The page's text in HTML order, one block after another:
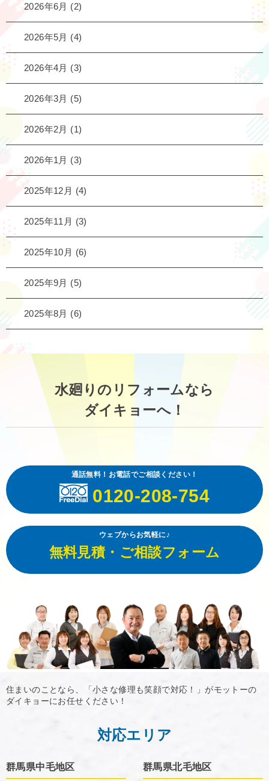
2026年6月 (2)
2026年5月 (4)
2026年4月 (3)
2026年3月 (5)
2026年2月 (1)
2026年1月 (3)
2025年12月 (4)
2025年11月 (3)
2025年10月 (6)
2025年9月 (5)
2025年8月 (6)
水廻りのリフォームなら
ダイキョーへ！
通話無料！お電話でご相談ください！
0120-208-754
ウェブからお気軽に♪
無料見積・ご相談フォーム
住まいのことなら、「小さな修理も笑顔で対応！」がモットーの
ダイキョーにお任せください！
対応エリア
群馬県中毛地区 群馬県北毛地区